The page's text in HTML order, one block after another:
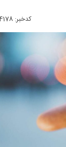
کدخبر: 634178